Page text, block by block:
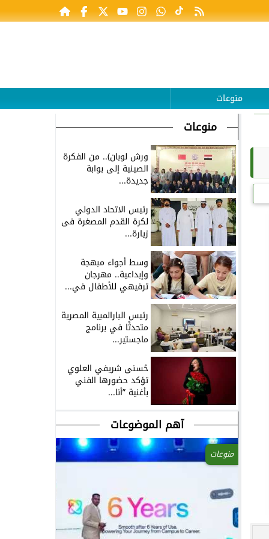
منوعات
منوعات
ورش لوبان).. من الفكرة
الصينية إلى بوابة
جديدة...
رئيس الاتحاد الدولي
لكرة القدم المصغرة فى
زيارة...
وسط أجواء مبهجة
وإبداعية.. مهرجان
ترفيهي للأطفال في...
رئيس البارالمبية المصرية
متحدثًا في برنامج
ماجستير...
حُسنى شريفي العلوي
تؤكد حضورها الفني
بأغنية ”أنا...
آهم الموضوعات
منوعات